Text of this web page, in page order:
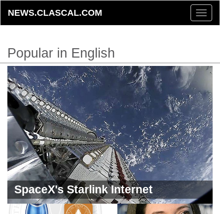
Toggle
NEWS.CLASCAL.COM
Popular in English
SpaceX's Starlink Internet
Continues to Operate at a Loss